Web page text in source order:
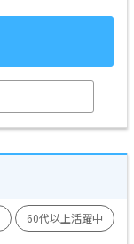
60代以上活躍中